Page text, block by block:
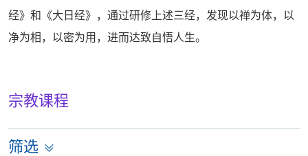
经》和《大日经》，通过研修上述三经，发现以禅为体，以
净为相，以密为用，进而达致自悟人生。
宗教课程
筛选